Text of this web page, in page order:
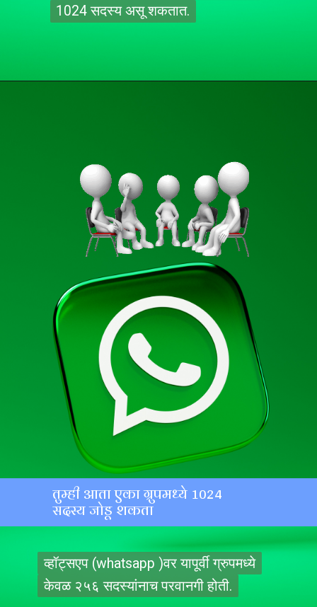
1024 सदस्य असू शकतात.
1024 सदस्य असू शकतात.
तुम्ही आता एका ग्रुपमध्ये 1024
सदस्य जोडू शकता
व्हॉट्सएप (whatsapp )वर यापूर्वी ग्रुपमध्ये
केवळ २५६ सदस्यांनाच परवानगी होती.
व्हॉट्सएप (whatsapp )वर यापूर्वी ग्रुपमध्ये
केवळ २५६ सदस्यांनाच परवानगी होती.